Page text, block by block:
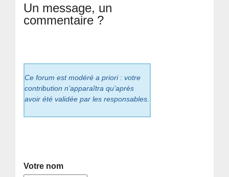
Un message, un
commentaire ?
Ce forum est modéré a priori : votre
contribution n’apparaîtra qu’après
avoir été validée par les responsables.
Votre nom